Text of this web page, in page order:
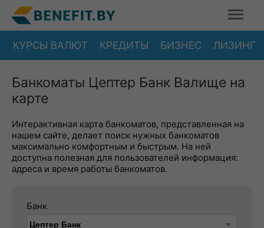
КУРСЫ ВАЛЮТ КРЕДИТЫ БИЗНЕС ЛИЗИНГ
Банкоматы Цептер Банк Валище на
карте
Интерактивная карта банкоматов, представленная на
нашем сайте, делает поиск нужных банкоматов
максимально комфортным и быстрым. На ней
доступна полезная для пользователей информация:
адреса и время работы банкоматов.
Банк